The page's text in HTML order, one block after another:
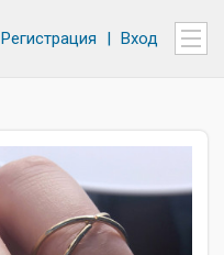
Регистрация | Вход